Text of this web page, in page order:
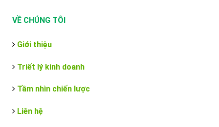
VỀ CHÚNG TÔI
Giới thiệu
Triết lý kinh doanh
Tầm nhìn chiến lược
Liên hệ